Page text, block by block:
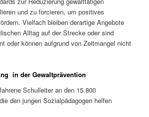
und zu forcieren, um positives
Vielfach bleiben derartige Angebote
Alltag auf der Strecke oder sind
oder können aufgrund von Zeitmangel nicht
in der Gewaltprävention
Schulleiter an den 15.800
den jungen Sozialpädagogen helfen